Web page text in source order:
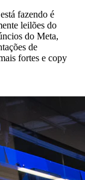
fazendo é
leilões do
do Meta,
de
fortes e copy